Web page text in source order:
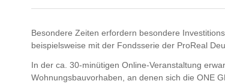
Besondere Zeiten erfordern besondere
beispielsweise mit der Fondsserie der ProReal
In der ca. 30-minütigen Online-Veranstaltung
Wohnungsbauvorhaben, an denen sich die ONE